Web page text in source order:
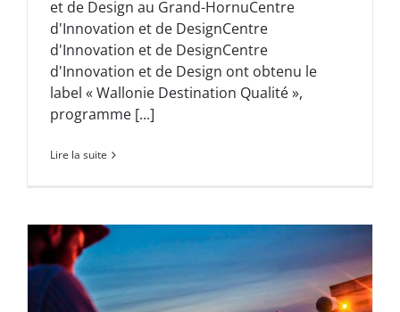
et de Design au Grand-HornuCentre
d'Innovation et de DesignCentre
d'Innovation et de DesignCentre
d'Innovation et de Design ont obtenu le
label « Wallonie Destination Qualité »,
programme [...]
Lire la suite